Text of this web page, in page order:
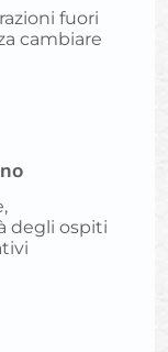
fuori
cambiare
degli ospiti